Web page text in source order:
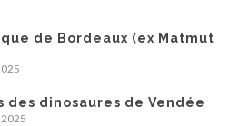
de Bordeaux (ex Matmut
des dinosaures de Vendée